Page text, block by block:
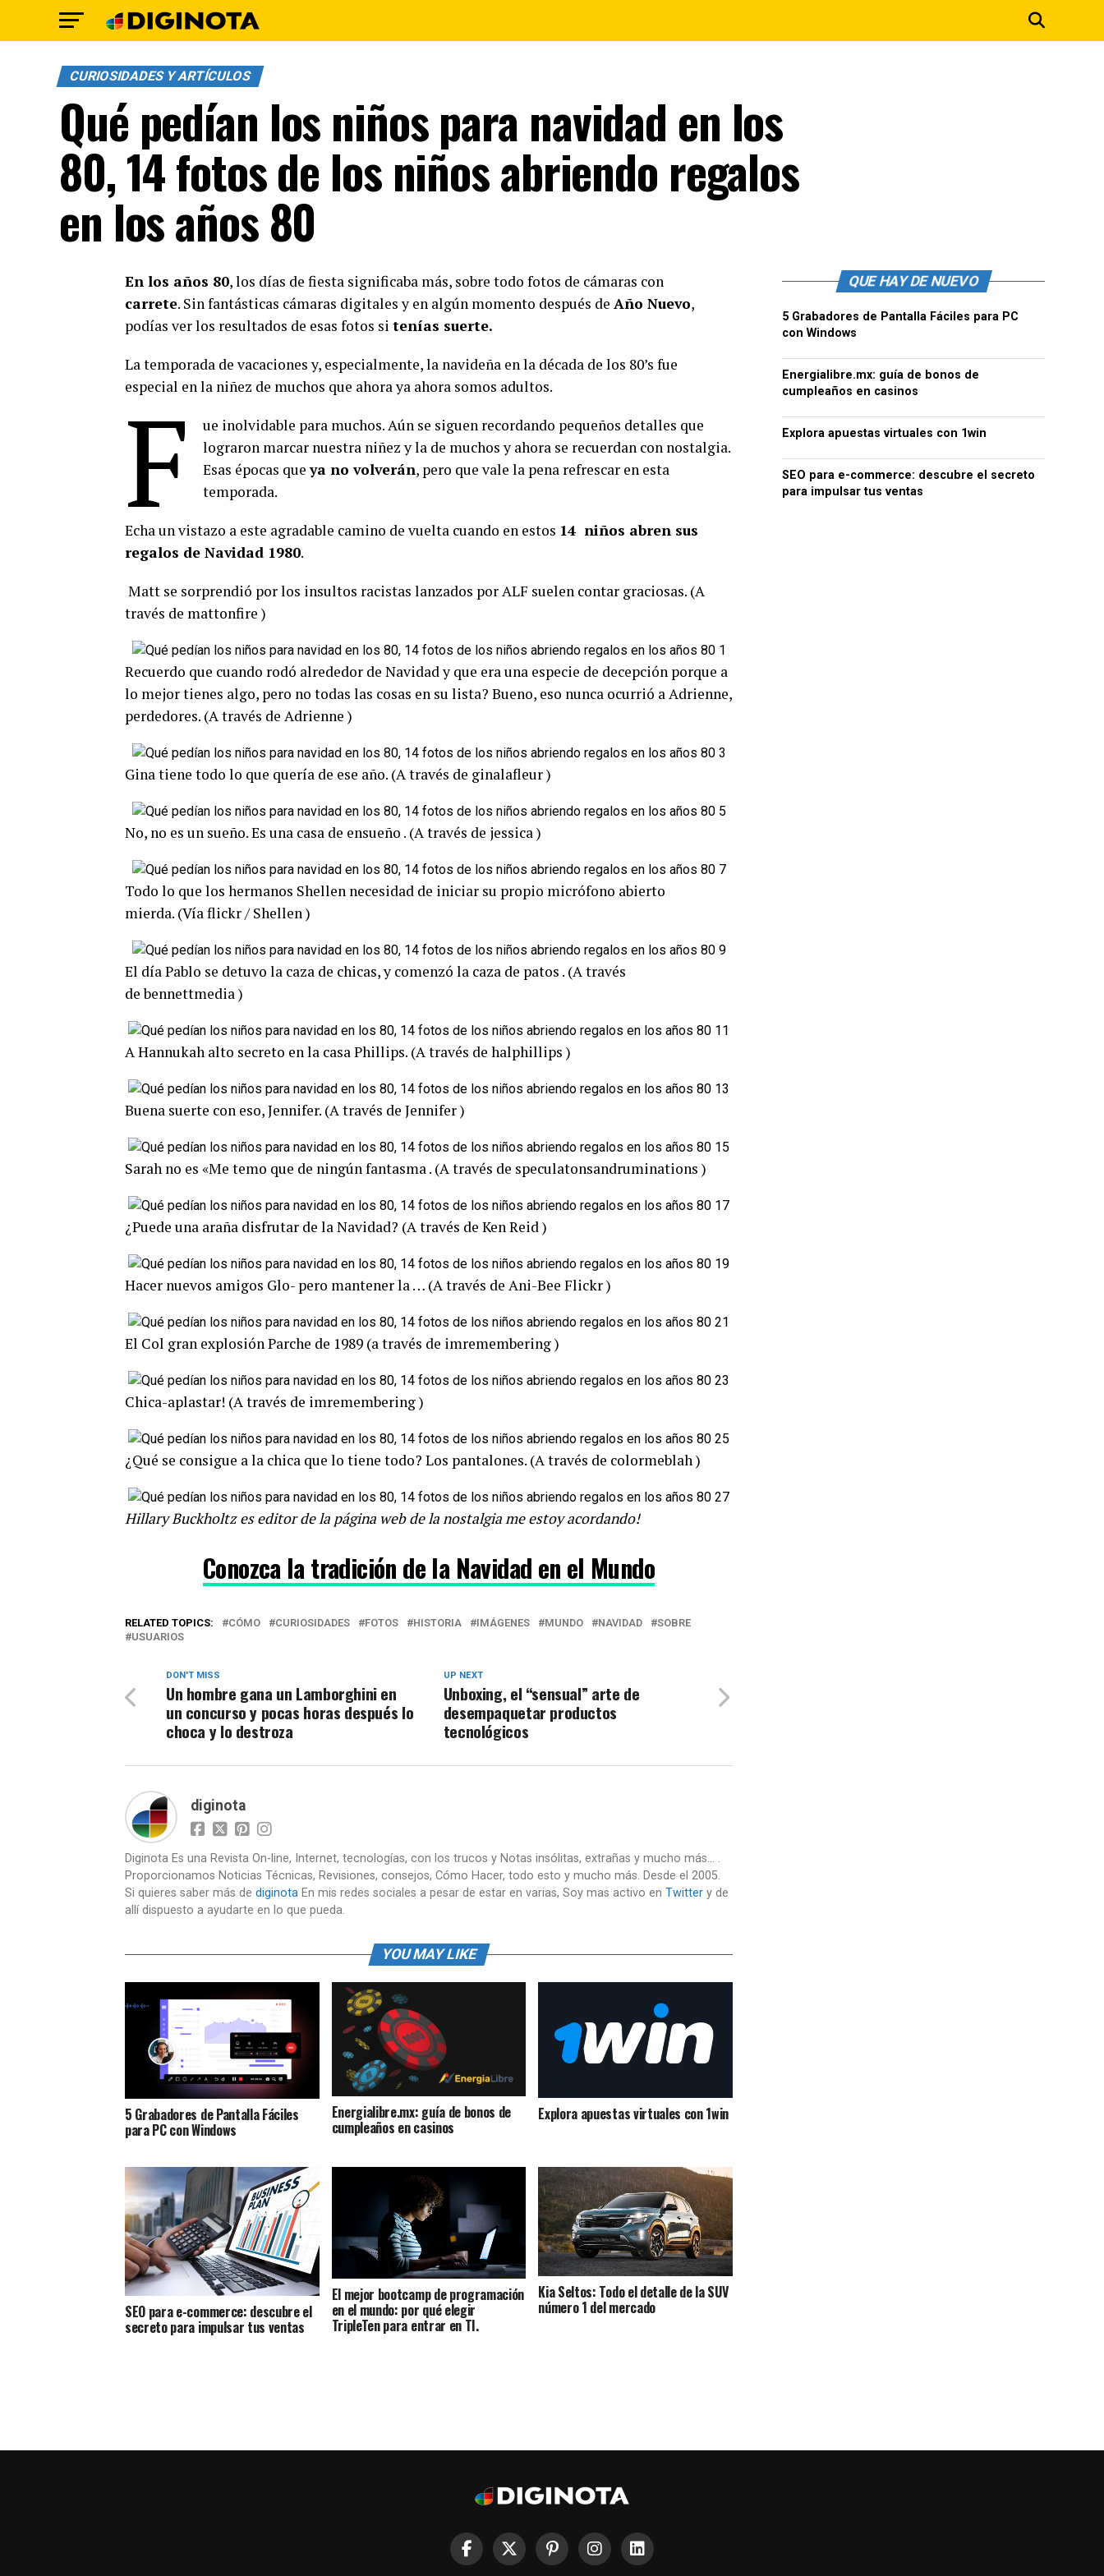
CURIOSIDADES Y ARTÍCULOS
Qué pedían los niños para navidad en los
80, 14 fotos de los niños abriendo regalos
en los años 80
En los años 80, los días de fiesta significaba más, sobre todo fotos de cámaras con
carrete. Sin fantásticas cámaras digitales y en algún momento después de Año Nuevo,
podías ver los resultados de esas fotos si tenías suerte.
La temporada de vacaciones y, especialmente, la navideña en la década de los 80’s fue
especial en la niñez de muchos que ahora ya ahora somos adultos.
F
ue inolvidable para muchos. Aún se siguen recordando pequeños detalles que
lograron marcar nuestra niñez y la de muchos y ahora se recuerdan con nostalgia.
Esas épocas queya no volverán, pero que vale la pena refrescar en esta
temporada.
Echa un vistazo a este agradable camino de vuelta cuando en estos 14 niños abren sus
regalos de Navidad 1980.
Matt se sorprendió por los insultos racistas lanzados por ALF suelen contar graciosas. (A
través de mattonfire )
Recuerdo que cuando rodó alrededor de Navidad y que era una especie de decepción porque a
lo mejor tienes algo, pero no todas las cosas en su lista? Bueno, eso nunca ocurrió a Adrienne,
perdedores. (A través de Adrienne )
Gina tiene todo lo que quería de ese año. (A través de ginalafleur )
No, no es un sueño. Es una casa de ensueño . (A través de jessica )
Todo lo que los hermanos Shellen necesidad de iniciar su propio micrófono abierto
mierda. (Vía flickr / Shellen )
El día Pablo se detuvo la caza de chicas, y comenzó la caza de patos . (A través
de bennettmedia )
A Hannukah alto secreto en la casa Phillips. (A través de halphillips )
Buena suerte con eso, Jennifer. (A través de Jennifer )
Sarah no es «Me temo que de ningún fantasma . (A través de speculatonsandruminations )
¿Puede una araña disfrutar de la Navidad? (A través de Ken Reid )
Hacer nuevos amigos Glo- pero mantener la … (A través de Ani-Bee Flickr )
El Col gran explosión Parche de 1989 (a través de imremembering )
Chica-aplastar! (A través de imremembering )
¿Qué se consigue a la chica que lo tiene todo? Los pantalones. (A través de colormeblah )
Hillary Buckholtz es editor de la página web de la nostalgia me estoy acordando!
Conozca la tradición de la Navidad en el Mundo
RELATED TOPICS: CÓMO CURIOSIDADES FOTOS HISTORIA IMÁGENES MUNDO NAVIDAD
SOBRE
USUARIOS
UP NEXT
Unboxing, el “sensual” arte de
desempaquetar productos
tecnológicos
DON'T MISS
Un hombre gana un Lamborghini en
un concurso y pocas horas después lo
choca y lo destroza
diginota
Diginota Es una Revista On-line, Internet, tecnologías, con los trucos y Notas insólitas, extrañas y mucho más... .
Proporcionamos Noticias Técnicas, Revisiones, consejos, Cómo Hacer, todo esto y mucho más. Desde el 2005.
Si quieres saber más de diginota En mis redes sociales a pesar de estar en varias, Soy mas activo en Twitter y de
allí dispuesto a ayudarte en lo que pueda.
YOU MAY LIKE
5 Grabadores de Pantalla Fáciles
para PC con Windows
Energialibre.mx: guía de bonos de
cumpleaños en casinos
Explora apuestas virtuales con 1win
SEO para e-commerce: descubre el
secreto para impulsar tus ventas
El mejor bootcamp de programación
en el mundo: por qué elegir
TripleTen para entrar en TI.
Kia Seltos: Todo el detalle de la SUV
número 1 del mercado
QUE HAY DE NUEVO
5 Grabadores de Pantalla Fáciles para PC
con Windows
Energialibre.mx: guía de bonos de
cumpleaños en casinos
Explora apuestas virtuales con 1win
SEO para e-commerce: descubre el secreto
para impulsar tus ventas